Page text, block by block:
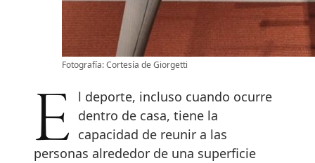
Fotografía: Cortesía de Giorgetti
El deporte, incluso cuando ocurre dentro de casa, tiene la
capacidad de reunir a las
personas alrededor de una superficie